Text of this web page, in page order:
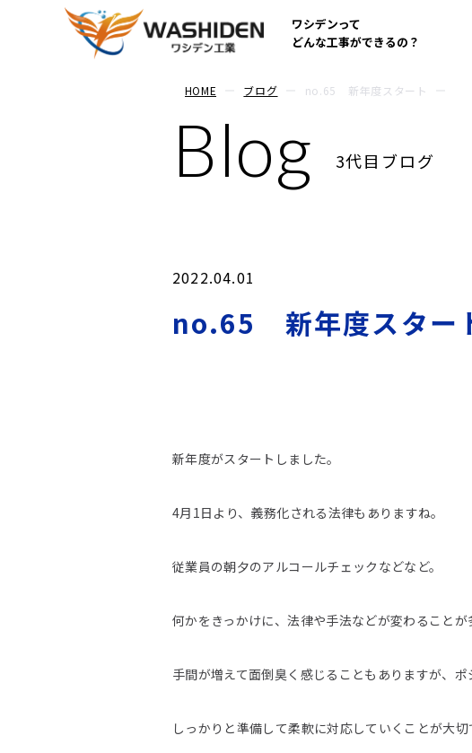
ワシデンって
どんな工事ができるの？
HOME ブログ no.65 新年度スタート
Blog 3代目ブログ
2022.04.01
no.65 新年度スター
新年度がスタートしました。
4月1日より、義務化される法律もありますね。
従業員の朝夕のアルコールチェックなどなど。
何かをきっかけに、法律や手法などが変わることが
手間が増えて面倒臭く感じることもありますが、
しっかりと準備して柔軟に対応していくことが大切